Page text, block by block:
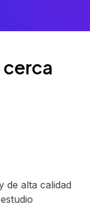
de alta calidad